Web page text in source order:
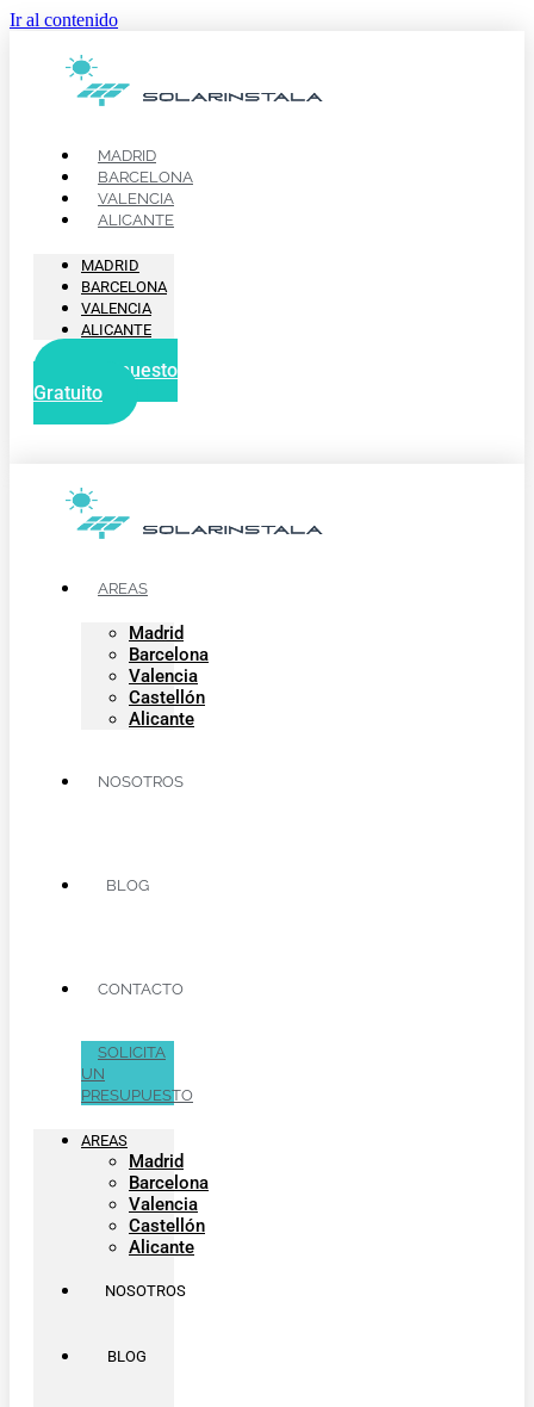
Ir al contenido
MADRID
BARCELONA
VALENCIA
ALICANTE
MADRID
BARCELONA
VALENCIA
ALICANTE
Presupuesto
Gratuito
AREAS
Madrid
Barcelona
Valencia
Castellón
Alicante
NOSOTROS
BLOG
CONTACTO
SOLICITA
UN
PRESUPUESTO
AREAS
Madrid
Barcelona
Valencia
Castellón
Alicante
NOSOTROS
BLOG